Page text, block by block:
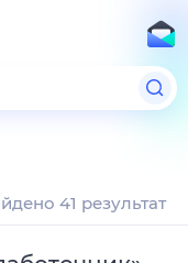
41 результат